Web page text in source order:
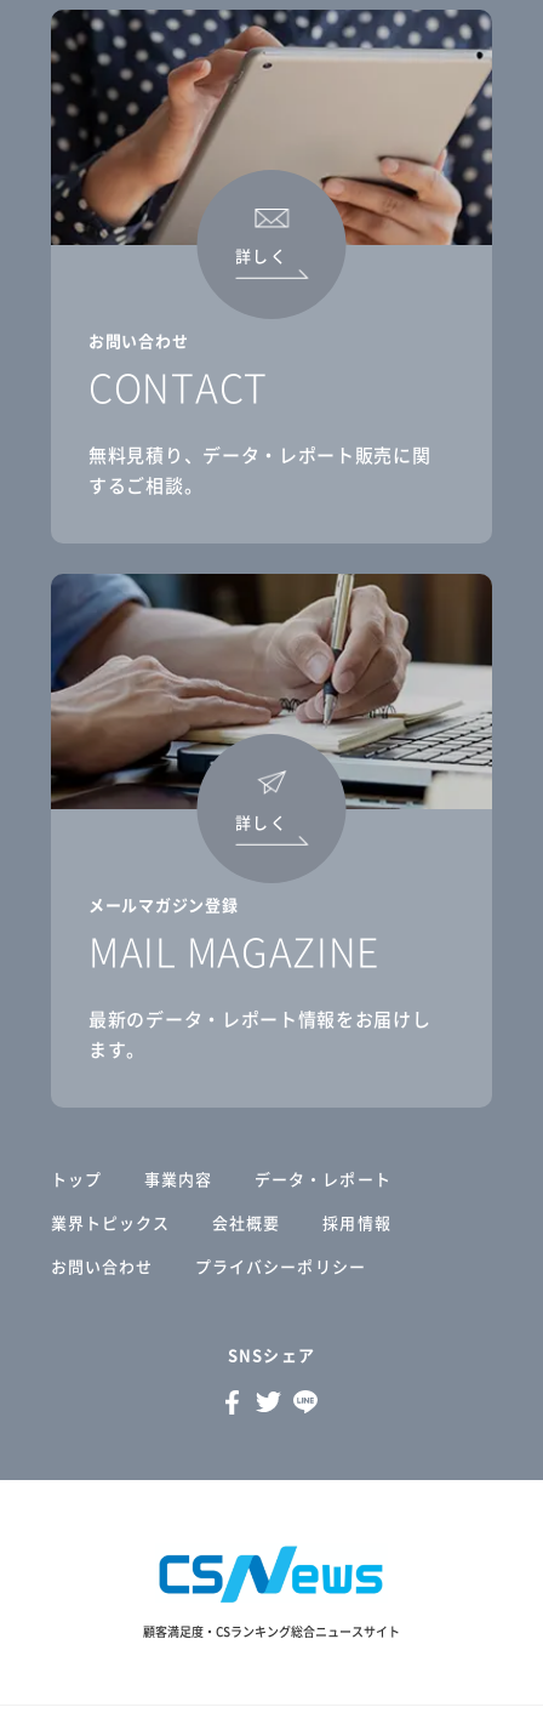
お問い合わせ
CONTACT
無料見積り、データ・レポート販売に関
するご相談。
詳しく
メールマガジン登録
MAIL MAGAZINE
最新のデータ・レポート情報をお届けし
ます。
詳しく
トップ 事業内容
データ・レポート
業界トピックス
会社概要
採用情報
お問い合わせ
プライバシーポリシー
SNSシェア
顧客満足度・CSランキング総合ニュースサイト